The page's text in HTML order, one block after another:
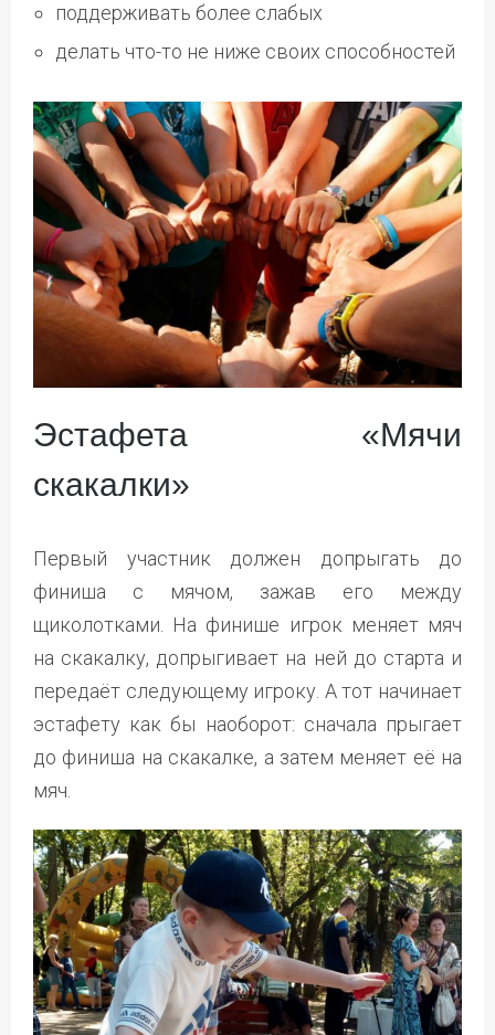
поддерживать более слабых
делать что-то не ниже своих способностей
Эстафета «Мячи
скакалки»
Первый участник должен допрыгать до
финиша с мячом, зажав его между
щиколотками. На финише игрок меняет мяч
на скакалку, допрыгивает на ней до старта и
передаёт следующему игроку. А тот начинает
эстафету как бы наоборот: сначала прыгает
до финиша на скакалке, а затем меняет её на
мяч.